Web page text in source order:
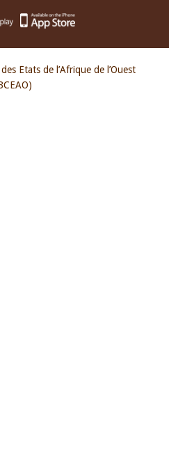
Etats de l’Afrique de l’Ouest